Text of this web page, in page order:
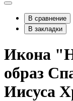
В сравнение
В закладки
Икона
образ
Иисуса